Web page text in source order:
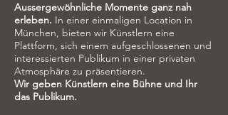
Aussergewöhnliche Momente ganz nah
erleben. In einer einmaligen Location in
München, bieten wir Künstlern eine
Plattform, sich einem aufgeschlossenen und
interessierten Publikum in einer privaten
Atmosphäre zu präsentieren.
Wir geben Künstlern eine Bühne und Ihr
das Publikum.